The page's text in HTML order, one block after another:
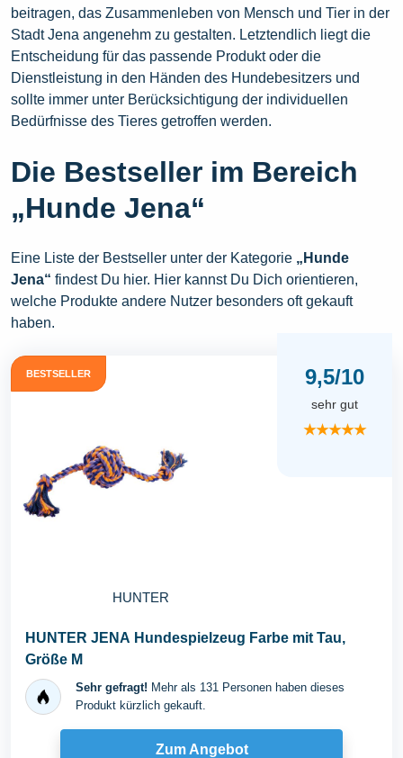
beitragen, das Zusammenleben von Mensch und Tier in der
Stadt Jena angenehm zu gestalten. Letztendlich liegt die
Entscheidung für das passende Produkt oder die
Dienstleistung in den Händen des Hundebesitzers und
sollte immer unter Berücksichtigung der individuellen
Bedürfnisse des Tieres getroffen werden.
Die Bestseller im Bereich
„Hunde Jena“
Eine Liste der Bestseller unter der Kategorie „Hunde
Jena“ findest Du hier. Hier kannst Du Dich orientieren,
welche Produkte andere Nutzer besonders oft gekauft
haben.
BESTSELLER
HUNTER
9,5/10
sehr gut
★★★★★
HUNTER JENA Hundespielzeug Farbe mit Tau,
Größe M
Sehr gefragt! Mehr als 131 Personen haben dieses
Produkt kürzlich gekauft.
Zum Angebot